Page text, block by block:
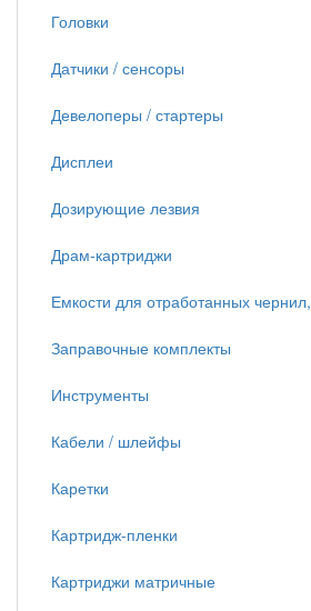
Головки
Датчики / сенсоры
Девелоперы / стартеры
Дисплеи
Дозирующие лезвия
Драм-картриджи
Емкости для отработанных чернил,
Заправочные комплекты
Инструменты
Кабели / шлейфы
Каретки
Картридж-пленки
Картриджи матричные